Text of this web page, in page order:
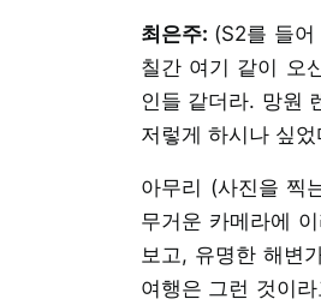
최은주: (S2를 들
칠간 여기 같이 오
인들 같더라. 망원
저렇게 하시나 싶었
아무리 (사진을 찍
무거운 카메라에
보고, 유명한 해변
여행은 그런 것이